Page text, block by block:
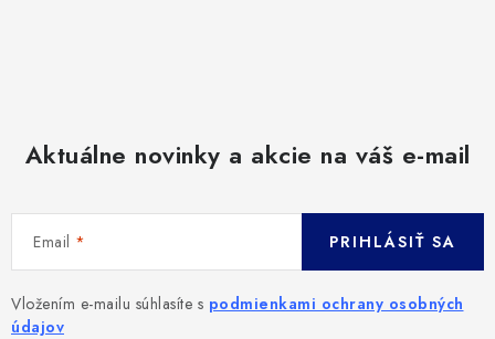
Aktuálne novinky a akcie na váš e-mail
Email
Vložením e-mailu súhlasíte s podmienkami ochrany osobných
údajov
PRIHLÁSIŤ SA